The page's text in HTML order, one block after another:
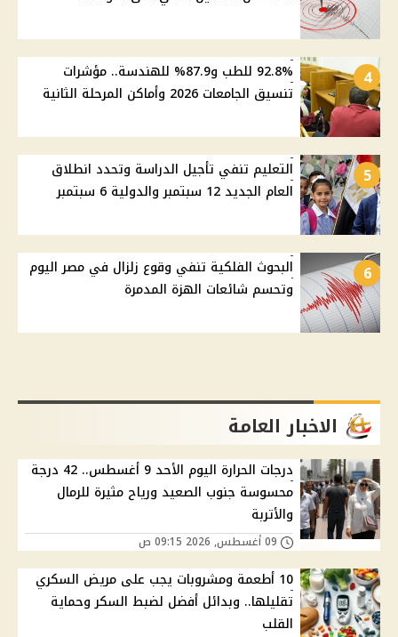
4
92.8% للطب و87.9% للهندسة.. مؤشرات
تنسيق الجامعات 2026 وأماكن المرحلة الثانية
5
التعليم تنفي تأجيل الدراسة وتحدد انطلاق
العام الجديد 12 سبتمبر والدولية 6 سبتمبر
6
البحوث الفلكية تنفي وقوع زلزال في مصر اليوم
وتحسم شائعات الهزة المدمرة
الاخبار العامة
درجات الحرارة اليوم الأحد 9 أغسطس.. 42 درجة
محسوسة جنوب الصعيد ورياح مثيرة للرمال
والأتربة
10 أطعمة ومشروبات يجب على مريض السكري
تقليلها.. وبدائل أفضل لضبط السكر وحماية
القلب